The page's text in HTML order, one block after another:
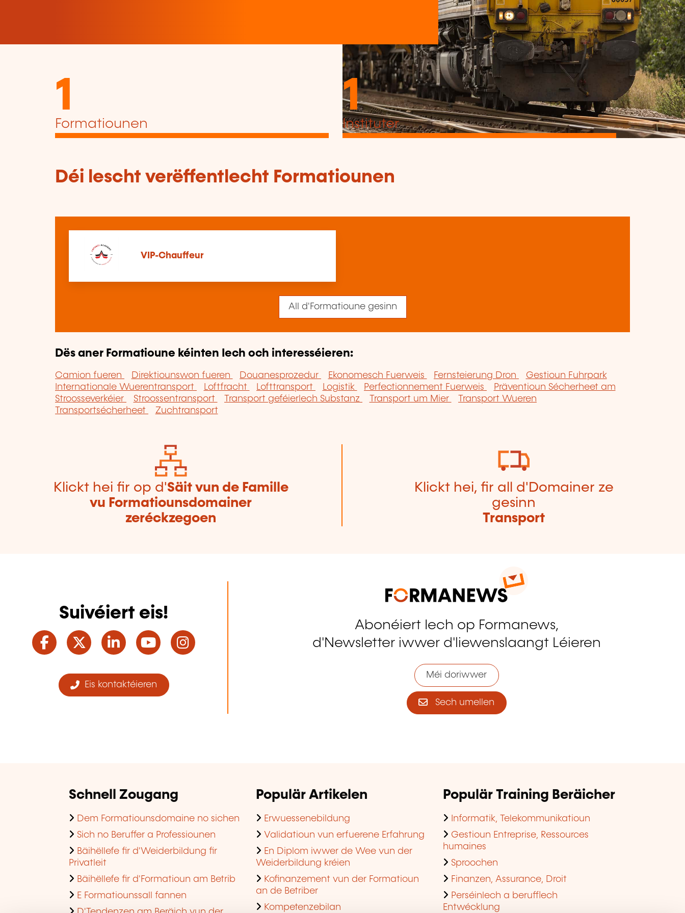
1
Formatiounen
1
Instituter
Déi lescht verëffentlecht Formatiounen
VIP-Chauffeur
All d'Formatioune gesinn
Dës aner Formatioune kéinten Iech och interesséieren:
Camion fueren Direktiounswon fueren Douanesprozedur Ekonomesch Fuerweis Fernsteierung Dron
Gestioun Fuhrpark
Internationale Wuerentransport
Loftfracht Lofttransport Logistik Perfectionnement Fuerweis
Präventioun Sécherheet am
Stroosseverkéier
Stroossentransport Transport geféierlech Substanz Transport um Mier
Transport Wueren
Transportsécherheet
Zuchtransport
Klickt hei fir op d'Säit vun de Famille
vu Formatiounsdomainer
zeréckzegoen
Klickt hei, fir all d'Domainer ze
gesinn
Transport
Suivéiert eis!
Facebook
TwitterLinkedInYouTube
Eis kontaktéieren
Abonéiert Iech op Formanews,
d'Newsletter iwwer d'liewenslaangt Léieren
Méi doriwwer
Sech umellen
Schnell Zougang
Dem Formatiounsdomaine no sichen
Sich no Beruffer a Professiounen
Bäihëllefe fir d'Weiderbildung fir
Privatleit
Bäihëllefe fir d'Formatioun am Betrib
E Formatiounssall fannen
Populär Artikelen
Erwuessenebildung
Validatioun vun erfuerene Erfahrung
En Diplom iwwer de Wee vun der
Weiderbildung kréien
Kofinanzement vun der Formatioun
an de Betriber
Kompetenzebilan
Populär Training Beräicher
Informatik, Telekommunikatioun
Gestioun Entreprise, Ressources
humaines
Sproochen
Finanzen, Assurance, Droit
Perséinlech a berufflech
Entwécklung